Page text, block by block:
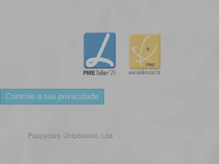
Controle a sua privacidade
Puppycare Unipessoal, Lda